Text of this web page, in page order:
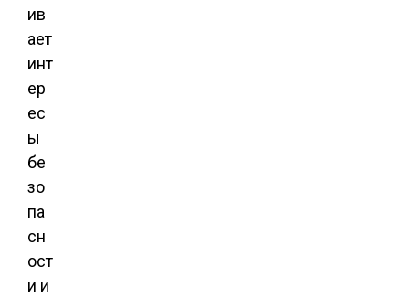
ив
ает
инт
ер
ес
ы
бе
зо
па
сн
ост
и и